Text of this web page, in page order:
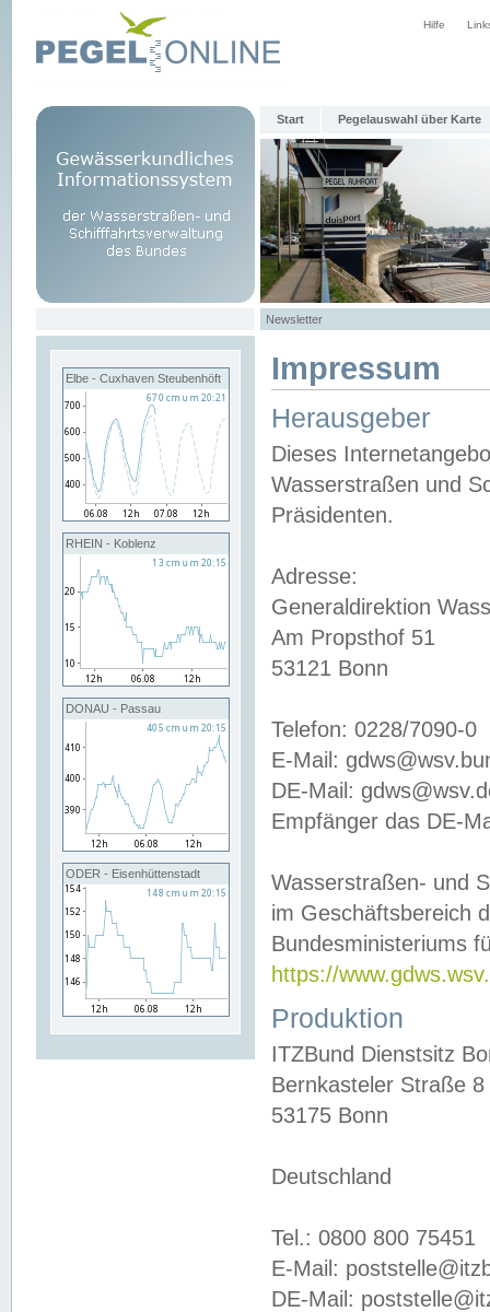
Hilfe
Start Pegelauswahl über Karte
Newsletter
Elbe - Cuxhaven Steubenhöft
RHEIN - Koblenz
DONAU - Passau
ODER - Eisenhüttenstadt
Impressum
Herausgeber
Dieses
Wasserstraßen und
Präsidenten.
Adresse:
Generaldirektion
Am Propsthof 51
53121 Bonn
Telefon: 0228/7090-0
E-Mail:
DE-Mail:
Empfänger das DE-
Wasserstraßen- und
im Geschäftsbereich
Bundesministeriums
https://
Produktion
ITZBund Dienstsitz
Bernkasteler Straße 8
53175 Bonn
Deutschland
Tel.: 0800 800 75451
E-Mail:
DE-Mail: